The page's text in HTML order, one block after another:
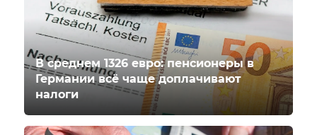
В среднем 1326 евро: пенсионеры в
Германии всё чаще доплачивают
налоги